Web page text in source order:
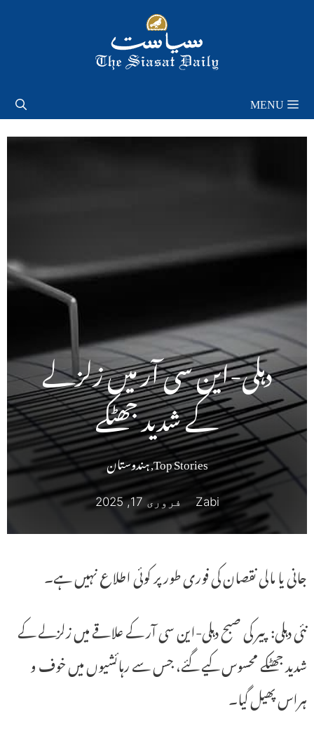
MENU
دہلی-این سی آر میں زلزلے
کے شدید جھٹکے
Top Stories
,ہندوستان
Zabi فروری 17, 2025
جانی یا مالی نقصان کی فوری طور پر کوئی اطلاع نہیں ہے۔
نئی دہلی: پیر کی صبح دہلی-این سی آر کے علاقے میں زلزلے کے
شدید جھٹکے محسوس کیے گئے، جس سے رہائشیوں میں خوف و
ہراس پھیل گیا۔